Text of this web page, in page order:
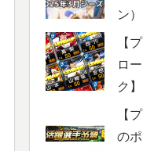
ン）
【
ロ
ク】
【
の